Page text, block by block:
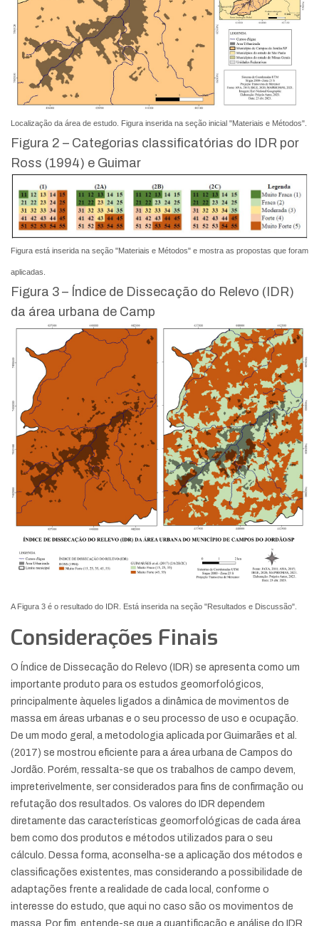
Localização da área de estudo. Figura inserida na seção inicial "Materiais e Métodos".
Figura 2 – Categorias classificatórias do IDR por
Ross (1994) e Guimar
Figura está inserida na seção "Materiais e Métodos" e mostra as propostas que foram
aplicadas.
Figura 3 – Índice de Dissecação do Relevo (IDR)
da área urbana de Camp
A Figura 3 é o resultado do IDR. Está inserida na seção "Resultados e Discussão".
Considerações Finais
O Índice de Dissecação do Relevo (IDR) se apresenta como um
importante produto para os estudos geomorfológicos,
principalmente àqueles ligados a dinâmica de movimentos de
massa em áreas urbanas e o seu processo de uso e ocupação.
De um modo geral, a metodologia aplicada por Guimarães et al.
(2017) se mostrou eficiente para a área urbana de Campos do
Jordão. Porém, ressalta-se que os trabalhos de campo devem,
impreterivelmente, ser considerados para fins de confirmação ou
refutação dos resultados. Os valores do IDR dependem
diretamente das características geomorfológicas de cada área
bem como dos produtos e métodos utilizados para o seu
cálculo. Dessa forma, aconselha-se a aplicação dos métodos e
classificações existentes, mas considerando a possibilidade de
adaptações frente a realidade de cada local, conforme o
interesse do estudo, que aqui no caso são os movimentos de
massa. Por fim, entende-se que a quantificação e análise do IDR